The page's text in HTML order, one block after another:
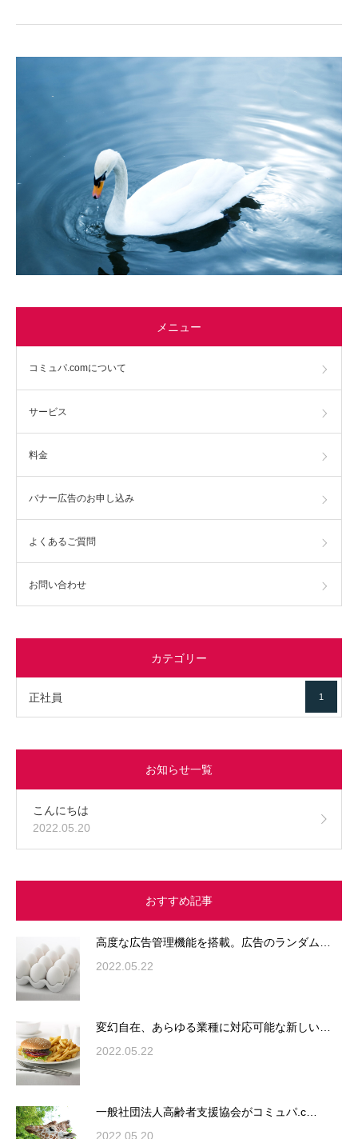
メニュー
コミュパ.comについて
サービス
料金
バナー広告のお申し込み
よくあるご質問
お問い合わせ
カテゴリー
正社員 1
お知らせ一覧
こんにちは
2022.05.20
おすすめ記事
高度な広告管理機能を搭載。広告のランダム…
2022.05.22
変幻自在、あらゆる業種に対応可能な新しい…
2022.05.22
一般社団法人高齢者支援協会がコミュパ.c…
2022.05.20